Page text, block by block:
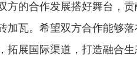
方的合作发展搭好舞台，
加瓦。希望双方合作能够
拓展国际渠道，打造融合生